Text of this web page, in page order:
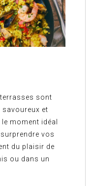
terrasses sont
savoureux et
moment idéal
vos
du plaisir de
ou dans un